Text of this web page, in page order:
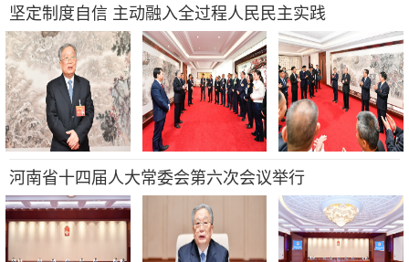
坚定制度自信 主动融入全过程人民民主实践
河南省十四届人大常委会第六次会议举行